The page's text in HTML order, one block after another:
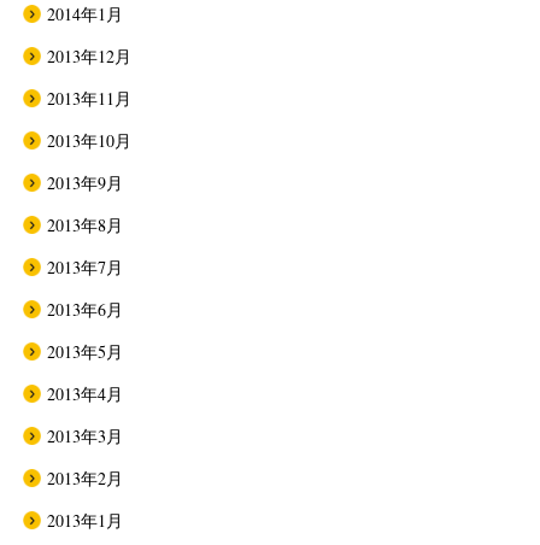
2014年1月
2013年12月
2013年11月
2013年10月
2013年9月
2013年8月
2013年7月
2013年6月
2013年5月
2013年4月
2013年3月
2013年2月
2013年1月